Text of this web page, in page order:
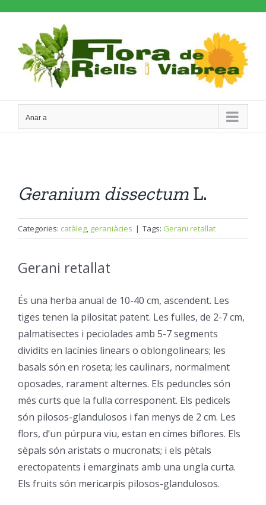
content
Anar a
Geranium dissectum L.
Categories: catàleg, geraniàcies | Tags: Gerani retallat
Gerani retallat
És una herba anual de 10-40 cm, ascendent. Les
tiges tenen la pilositat patent. Les fulles, de 2-7 cm,
palmatisectes i peciolades amb 5-7 segments
dividits en lacínies linears o oblongolinears; les
basals són en roseta; les caulinars, normalment
oposades, rarament alternes. Els peduncles són
més curts que la fulla corresponent. Els pedicels
són pilosos-glandulosos i fan menys de 2 cm. Les
flors, d’un púrpura viu, estan en cimes biflores. Els
sèpals són aristats o mucronats; i els pètals
erectopatents i emarginats amb una ungla curta.
Els fruits són mericarpis pilosos-glandulosos.